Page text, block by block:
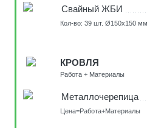
Свайный ЖБИ
Кол-во: 39 шт. Ø150х150
КРОВЛЯ
Работа + Материалы
Металлочерепица
Цена=Работа+Материалы